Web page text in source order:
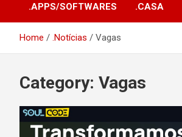
.APPS/SOFTWARES .CASA
Home .Notícias Vagas
Category: Vagas